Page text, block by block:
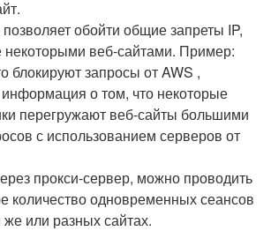
обойти общие запреты IP,
веб-сайтами. Пример:
блокируют запросы от AWS ,
информация о том, что некоторые
перегружают веб-сайты большими
с использованием серверов от
прокси-сервер, можно проводить
количество одновременных сеансов
или разных сайтах.